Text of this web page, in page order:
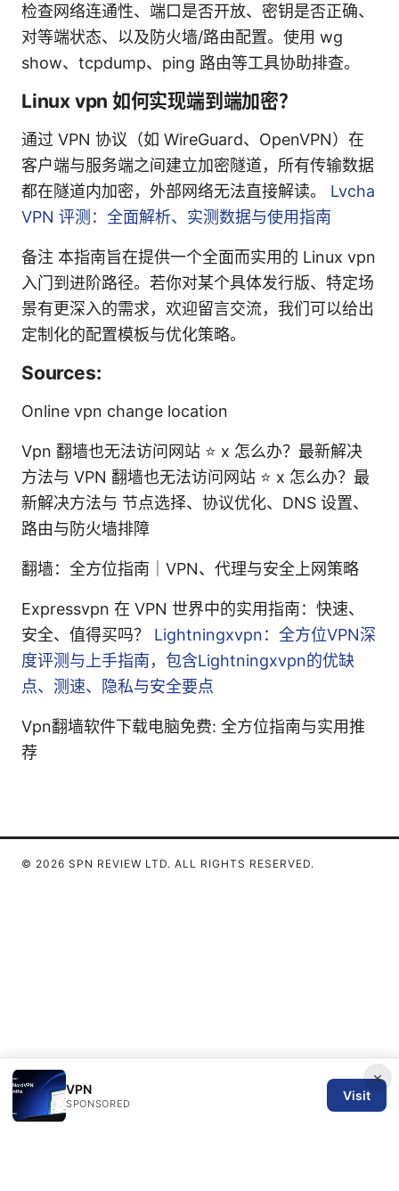
检查网络连通性、端口是否开放、密钥是否正确、
对等端状态、以及防火墙/路由配置。使用 wg
show、tcpdump、ping 路由等工具协助排查。
Linux vpn 如何实现端到端加密？
通过 VPN 协议（如 WireGuard、OpenVPN）在
客户端与服务端之间建立加密隧道，所有传输数据
都在隧道内加密，外部网络无法直接解读。 Lvcha
VPN 评测：全面解析、实测数据与使用指南
备注 本指南旨在提供一个全面而实用的 Linux vpn
入门到进阶路径。若你对某个具体发行版、特定场
景有更深入的需求，欢迎留言交流，我们可以给出
定制化的配置模板与优化策略。
Sources:
Online vpn change location
Vpn 翻墙也无法访问网站 ⭐ x 怎么办？最新解决
方法与 VPN 翻墙也无法访问网站 ⭐ x 怎么办？最
新解决方法与 节点选择、协议优化、DNS 设置、
路由与防火墙排障
翻墙：全方位指南｜VPN、代理与安全上网策略
Expressvpn 在 VPN 世界中的实用指南：快速、
安全、值得买吗？ Lightningxvpn：全方位VPN深
度评测与上手指南，包含Lightningxvpn的优缺
点、测速、隐私与安全要点
Vpn翻墙软件下载电脑免费: 全方位指南与实用推
荐
×
VPN
SPONSORED
Visit
© 2026 SPN REVIEW LTD. ALL RIGHTS RESERVED.